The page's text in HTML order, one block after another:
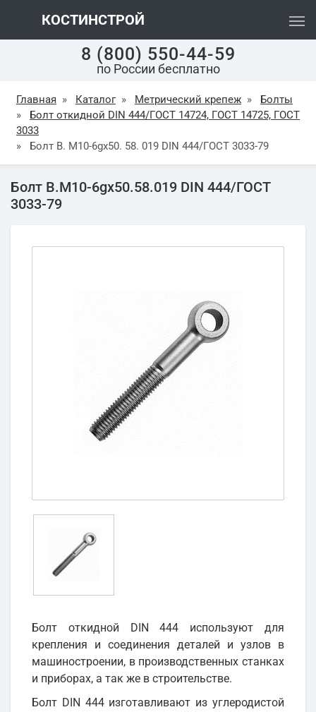
КОСТИНСТРОЙ
8 (800) 550-44-59
по России бесплатно
Главная » Каталог » Метрический крепеж »
Болты
»
Болт откидной DIN 444/ГОСТ 14724, ГОСТ 14725, ГОСТ
3033
»
Болт В. М10-6gх50. 58. 019 DIN 444/ГОСТ 3033-79
Болт В.М10-6gх50.58.019 DIN 444/ГОСТ
3033-79
Болт откидной DIN 444 используют для
крепления и соединения деталей и узлов в
машиностроении, в производственных станках
и приборах, а так же в строительстве.
Болт DIN 444 изготавливают из углеродистой